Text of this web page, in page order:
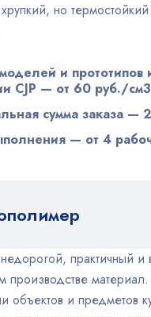
но
и прототипов
CJP — от 60 руб./
сумма заказа —
— от 4
практичный и
производстве
объектов и предметов